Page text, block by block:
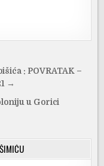
: POVRATAK –
→
u Gorici